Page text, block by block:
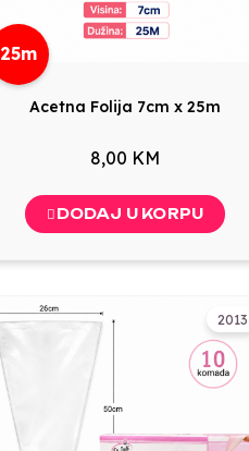
25m
Acetna Folija 7cm x 25m
8,00 KM
DODAJ U KORPU
2013